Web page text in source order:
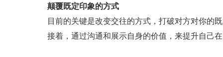
颠覆既定印象的方式
目前的关键是改变交往的方式，打破对方对你的
接着，通过沟通和展示自身的价值，来提升自己